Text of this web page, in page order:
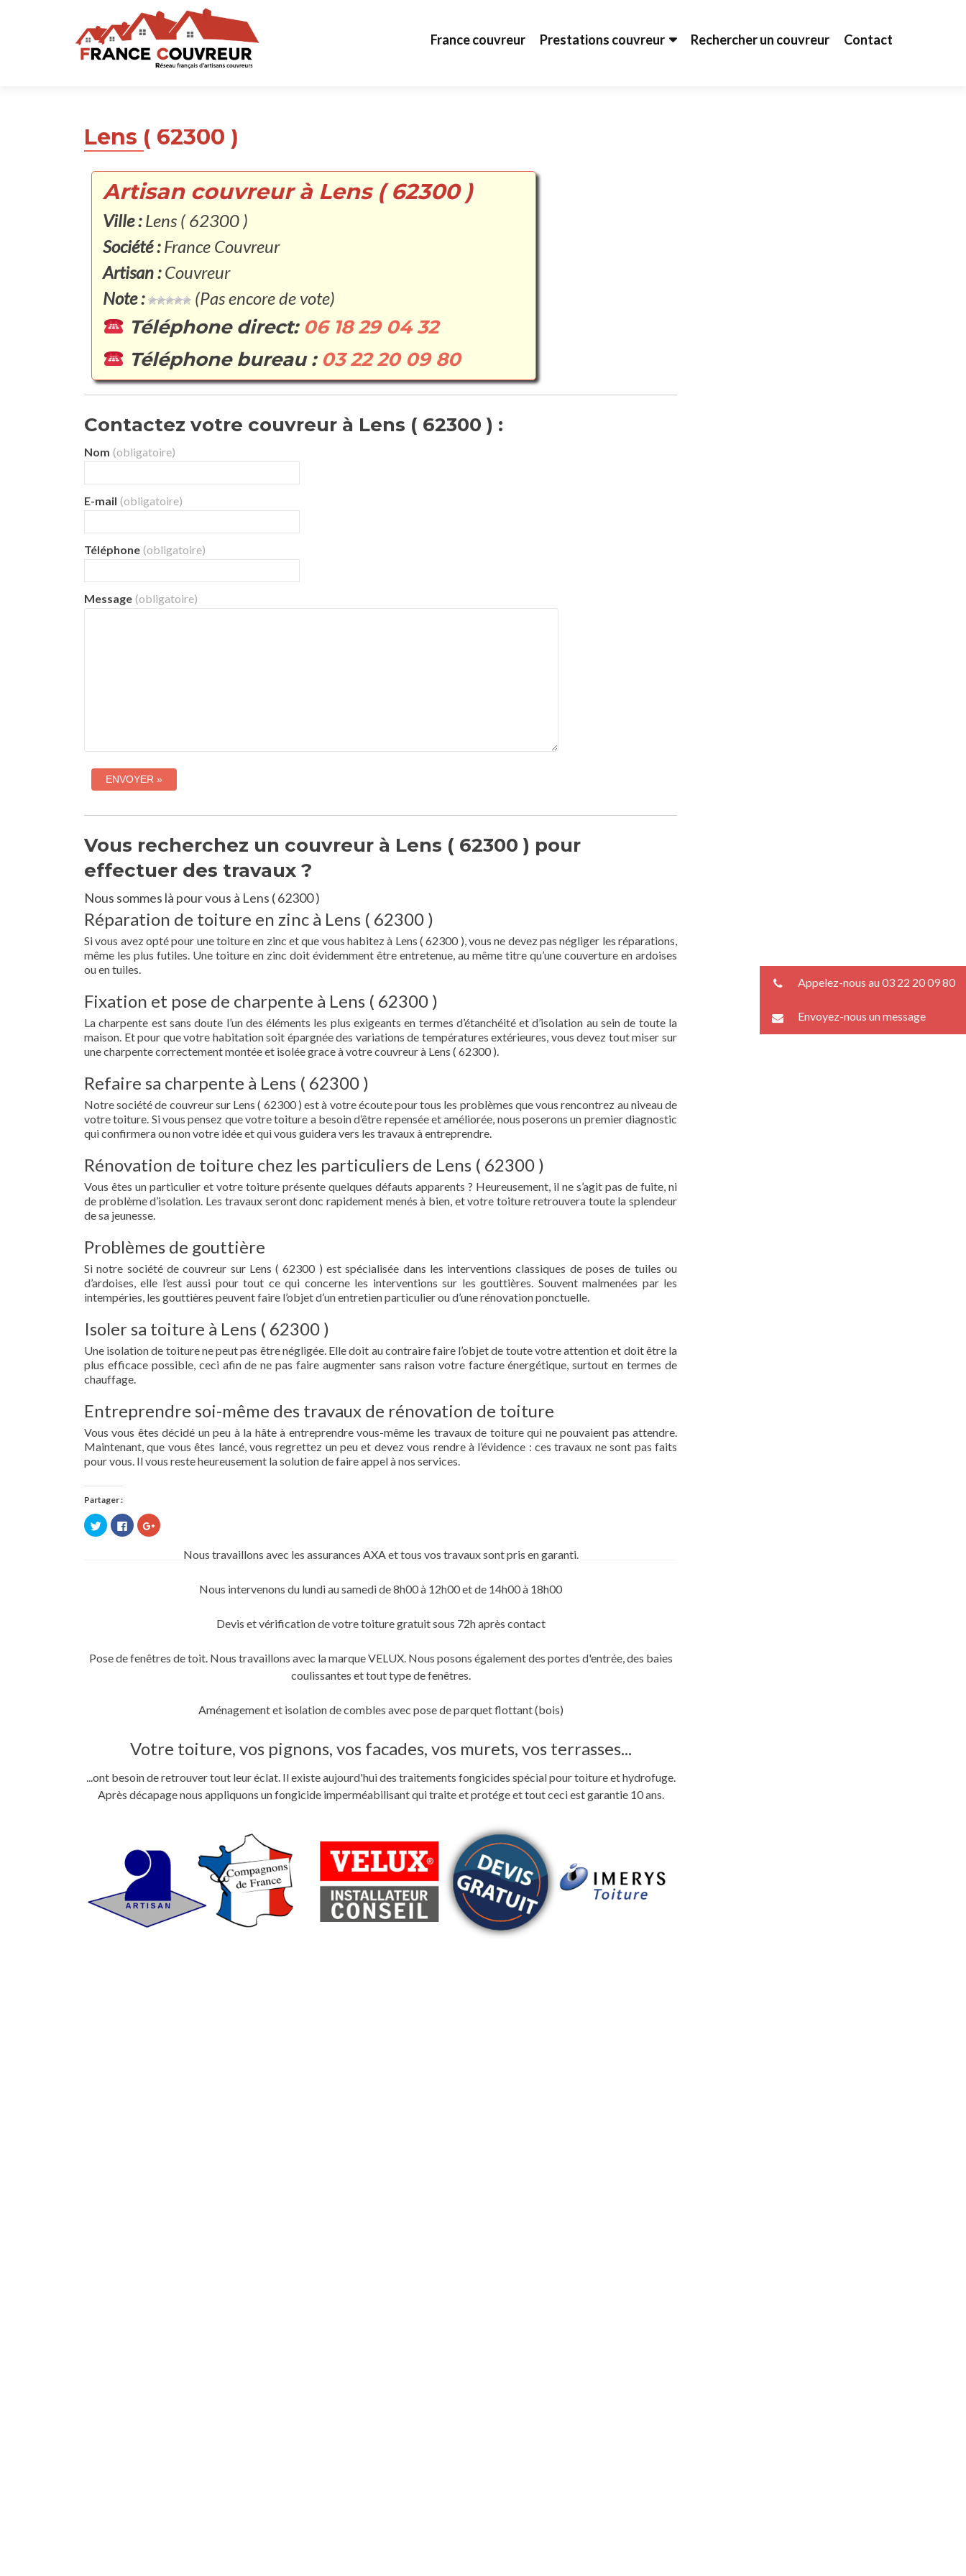
France couvreur Prestations couvreur Rechercher un couvreur Contact
Lens ( 62300 )
Artisan couvreur à Lens ( 62300 )
Ville :Lens ( 62300 )
Société :France Couvreur
Artisan :Couvreur
Note :
(Pas encore de vote)
Téléphone direct: 06 18 29 04 32
Téléphone bureau : 03 22 20 09 80
Contactez votre couvreur à Lens ( 62300 ) :
Nom (obligatoire)
E-mail (obligatoire)
Téléphone (obligatoire)
Message (obligatoire)
Vous recherchez un couvreur à Lens ( 62300 ) pour
effectuer des travaux ?
Nous sommes là pour vous à Lens ( 62300 )
Réparation de toiture en zinc à Lens ( 62300 )
Si vous avez opté pour une toiture en zinc et que vous habitez à Lens ( 62300 ), vous ne devez pas négliger les réparations,
même les plus futiles. Une toiture en zinc doit évidemment être entretenue, au même titre qu’une couverture en ardoises
ou en tuiles.
Fixation et pose de charpente à Lens ( 62300 )
La charpente est sans doute l’un des éléments les plus exigeants en termes d’étanchéité et d’isolation au sein de toute la
maison. Et pour que votre habitation soit épargnée des variations de températures extérieures, vous devez tout miser sur
une charpente correctement montée et isolée grace à votre couvreur à Lens ( 62300 ).
Refaire sa charpente à Lens ( 62300 )
Notre société de couvreur sur Lens ( 62300 ) est à votre écoute pour tous les problèmes que vous rencontrez au niveau de
votre toiture. Si vous pensez que votre toiture a besoin d’être repensée et améliorée, nous poserons un premier diagnostic
qui confirmera ou non votre idée et qui vous guidera vers les travaux à entreprendre.
Rénovation de toiture chez les particuliers de Lens ( 62300 )
Vous êtes un particulier et votre toiture présente quelques défauts apparents ? Heureusement, il ne s’agit pas de fuite, ni
de problème d’isolation. Les travaux seront donc rapidement menés à bien, et votre toiture retrouvera toute la splendeur
de sa jeunesse.
Problèmes de gouttière
Si notre société de couvreur sur Lens ( 62300 ) est spécialisée dans les interventions classiques de poses de tuiles ou
d’ardoises, elle l’est aussi pour tout ce qui concerne les interventions sur les gouttières. Souvent malmenées par les
intempéries, les gouttières peuvent faire l’objet d’un entretien particulier ou d’une rénovation ponctuelle.
Isoler sa toiture à Lens ( 62300 )
Une isolation de toiture ne peut pas être négligée. Elle doit au contraire faire l’objet de toute votre attention et doit être la
plus efficace possible, ceci afin de ne pas faire augmenter sans raison votre facture énergétique, surtout en termes de
chauffage.
Entreprendre soi-même des travaux de rénovation de toiture
Vous vous êtes décidé un peu à la hâte à entreprendre vous-même les travaux de toiture qui ne pouvaient pas attendre.
Maintenant, que vous êtes lancé, vous regrettez un peu et devez vous rendre à l’évidence : ces travaux ne sont pas faits
pour vous. Il vous reste heureusement la solution de faire appel à nos services.
Partager :
Cliquez
pour
partager
Cliquez
pour
partager
Facebook(ouvre
Cliquez
pour
Google+Nous travaillons avec les assurances AXA et tous vos travaux sont pris en garanti.
Nous intervenons du lundi au samedi de 8h00 à 12h00 et de 14h00 à 18h00
Devis et vérification de votre toiture gratuit sous 72h après contact
Pose de fenêtres de toit. Nous travaillons avec la marque VELUX. Nous posons également des portes d'entrée, des baies
coulissantes et tout type de fenêtres.
Aménagement et isolation de combles avec pose de parquet flottant (bois)
Votre toiture, vos pignons, vos facades, vos murets, vos terrasses...
...ont besoin de retrouver tout leur éclat. Il existe aujourd'hui des traitements fongicides spécial pour toiture et hydrofuge.
Après décapage nous appliquons un fongicide imperméabilisant qui traite et protége et tout ceci est garantie 10 ans.
Appelez-nous au 03 22 20 09 80
Envoyez-nous un message